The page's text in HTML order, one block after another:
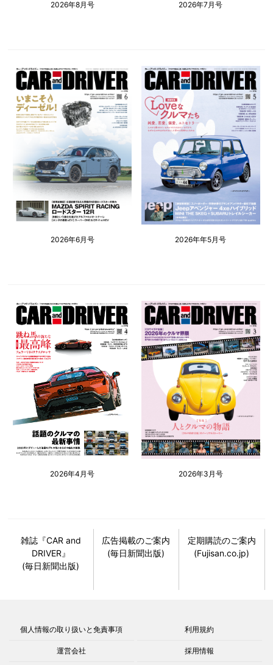
2026年8月号 2026年7月号
2026年6月号 2026年年5月号
2026年4月号 2026年3月号
雑誌『CAR and
DRIVER』
(毎日新聞出版)
広告掲載のご案内
(毎日新聞出版)
定期購読のご案内
(Fujisan.co.jp)
個人情報の取り扱いと免責事項 利用規約
運営会社 採用情報